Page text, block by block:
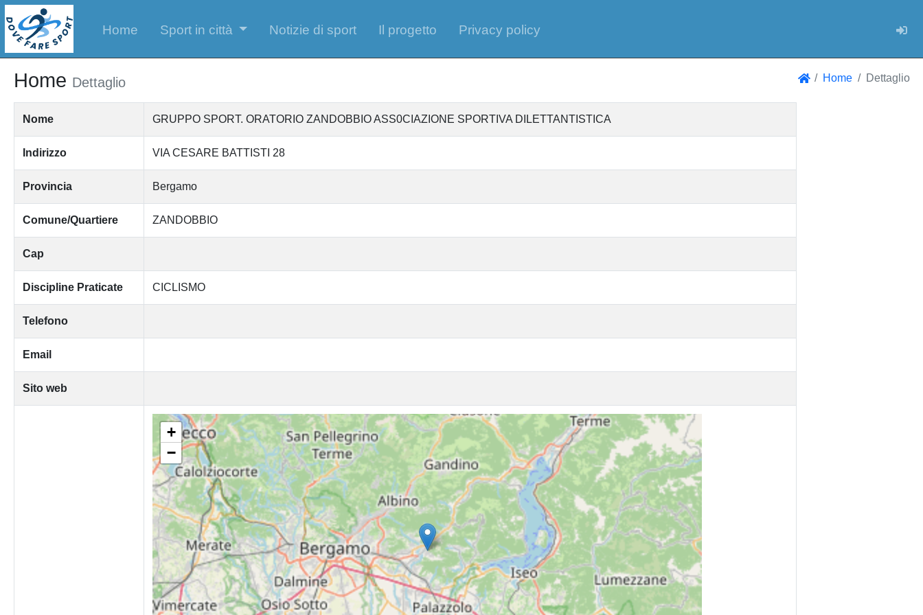
Home Sport in città Notizie di sport Il progetto Privacy policy
Home Dettaglio Home Dettaglio
Nome GRUPPO SPORT. ORATORIO ZANDOBBIO ASS0CIAZIONE SPORTIVA DILETTANTISTICA
Indirizzo VIA CESARE BATTISTI 28
Provincia Bergamo
Comune/Quartiere ZANDOBBIO
Cap
Discipline Praticate CICLISMO
Telefono
Email
Sito web
+
−